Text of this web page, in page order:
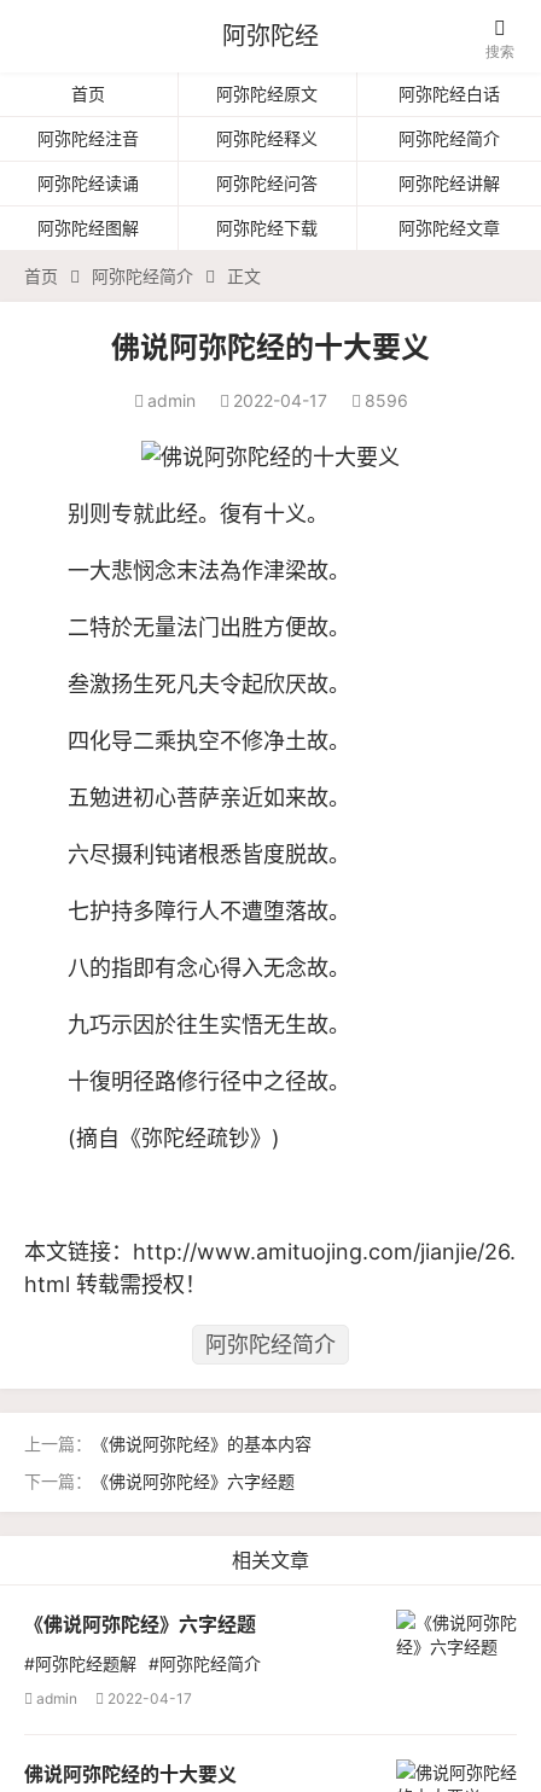
阿弥陀经 
搜索
首页 阿弥陀经原文 阿弥陀经白话
阿弥陀经注音 阿弥陀经释义 阿弥陀经简介
阿弥陀经读诵 阿弥陀经问答 阿弥陀经讲解
阿弥陀经图解 阿弥陀经下载 阿弥陀经文章
首页  阿弥陀经简介  正文
佛说阿弥陀经的十大要义
 admin  2022-04-17  8596
别则专就此经。復有十义。
一大悲悯念末法為作津梁故。
二特於无量法门出胜方便故。
叁激扬生死凡夫令起欣厌故。
四化导二乘执空不修净土故。
五勉进初心菩萨亲近如来故。
六尽摄利钝诸根悉皆度脱故。
七护持多障行人不遭堕落故。
八的指即有念心得入无念故。
九巧示因於往生实悟无生故。
十復明径路修行径中之径故。
(摘自《弥陀经疏钞》)
本文链接： http://www.amituojing.com/jianjie/26.
html 转载需授权！
阿弥陀经简介
上一篇：
《佛说阿弥陀经》的基本内容
下一篇：
《佛说阿弥陀经》六字经题
相关文章
《佛说阿弥陀经》六字经题
#阿弥陀经题解 #阿弥陀经简介
 admin  2022-04-17
佛说阿弥陀经的十大要义